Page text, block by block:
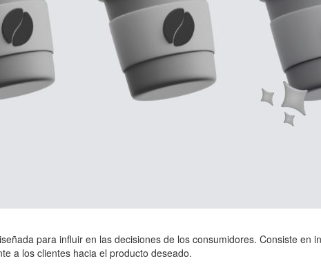
para influir en las decisiones de los consumidores. Consiste
a los clientes hacia el producto deseado.